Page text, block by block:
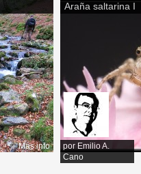
Más info
Araña saltarina I
por Emilio A.
Cano